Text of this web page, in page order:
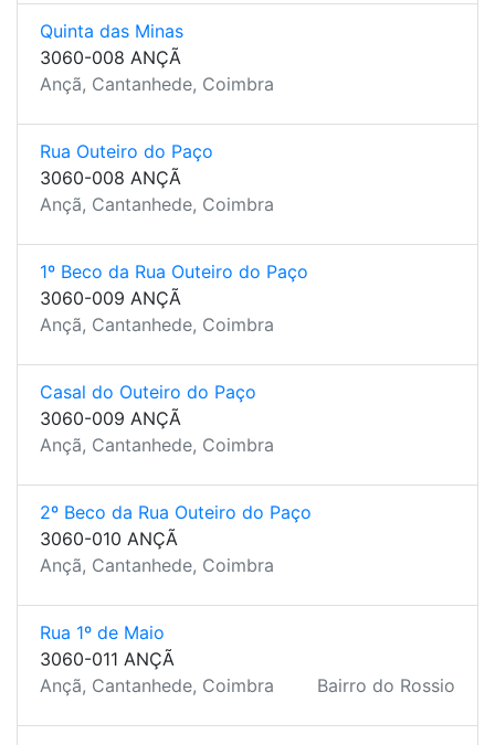
Quinta das Minas
3060-008 ANÇÃ
Ançã, Cantanhede, Coimbra
Rua Outeiro do Paço
3060-008 ANÇÃ
Ançã, Cantanhede, Coimbra
1º Beco da Rua Outeiro do Paço
3060-009 ANÇÃ
Ançã, Cantanhede, Coimbra
Casal do Outeiro do Paço
3060-009 ANÇÃ
Ançã, Cantanhede, Coimbra
2º Beco da Rua Outeiro do Paço
3060-010 ANÇÃ
Ançã, Cantanhede, Coimbra
Rua 1º de Maio
3060-011 ANÇÃ
Ançã, Cantanhede, Coimbra
Bairro do Rossio